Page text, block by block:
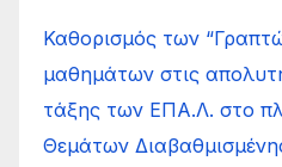
Καθορισμός των
μαθημάτων στις
τάξης των ΕΠΑ.Λ. στο
Θεμάτων